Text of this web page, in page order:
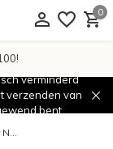
0
verminderd
verzenden van
bent.